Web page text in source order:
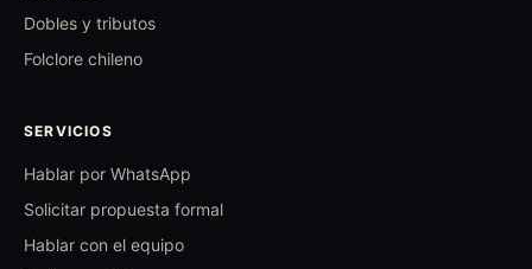
Dobles y tributos
Folclore chileno
SERVICIOS
Hablar por WhatsApp
Solicitar propuesta formal
Hablar con el equipo